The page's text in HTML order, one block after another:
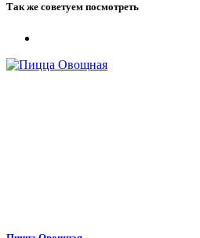
Так же советуем посмотреть